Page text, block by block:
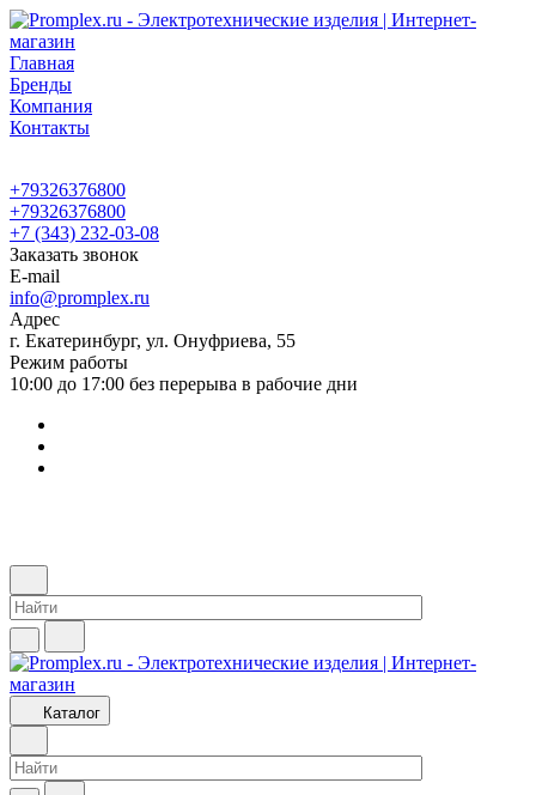
Главная
Бренды
Компания
Контакты
+79326376800
+79326376800
+7 (343) 232-03-08
Заказать звонок
E-mail
info@promplex.ru
Адрес
г. Екатеринбург, ул. Онуфриева, 55
Режим работы
10:00 до 17:00 без перерыва в рабочие дни
Каталог